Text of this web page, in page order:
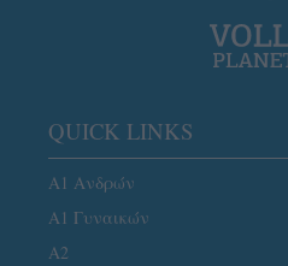
QUICK LINKS
Α1 Ανδρών
Α1 Γυναικών
A2